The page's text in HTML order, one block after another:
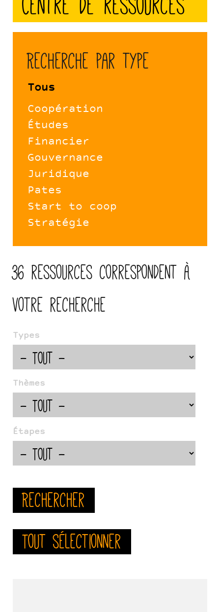
Recherche par type
Tous
Coopération
Études
Financier
Gouvernance
Juridique
Pates
Start to coop
Stratégie
36 ressources correspondent à
votre recherche
Types
Thèmes
Étapes
Rechercher
Tout sélectionner